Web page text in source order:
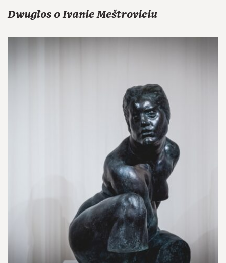
Dwugłos o Ivanie Meštroviciu